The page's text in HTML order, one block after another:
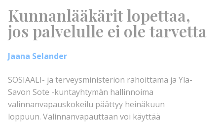
Kunnanlääkärit lopettaa,
jos palvelulle ei ole tarvetta
Jaana Selander
SOSIAALI- ja terveysministeriön rahoittama ja Ylä-
Savon Sote -kuntayhtymän hallinnoima
valinnanvapauskokeilu päättyy heinäkuun
loppuun. Valinnanvapauttaan voi käyttää